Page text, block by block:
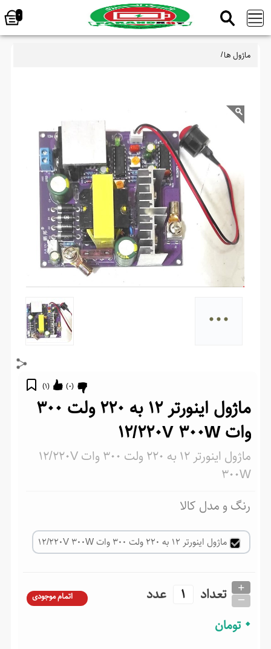
0
ماژول ها/
...
(
1
) (
0
)
ماژول اینورتر 12 به 220 ولت 300
وات 12/220V 300W
ماژول اینورتر 12 به 220 ولت 300 وات 12/220V
300W
رنگ و مدل کالا
ماژول اینورتر 12 به 220 ولت 300 وات 12/220V 300W
تعداد +
_ عدد اتمام موجودی
0 تومان